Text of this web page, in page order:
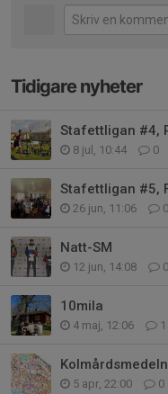
Tidigare nyheter
Stafettligan #4,
8 jul, 10:44 0
Stafettligan #5,
26 jun, 11:06 0
Natt-SM
12 jun, 14:08 0
10mila
4 maj, 12:06 1
Kolmårdsmedeln
5 apr, 22:00 0